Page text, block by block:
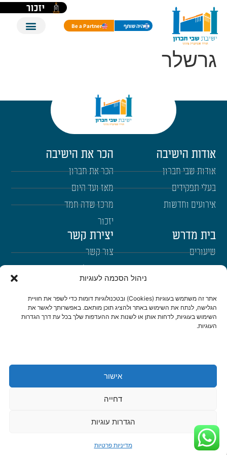
ניהול הסכמה לעוגיות
אתר זה משתמש בעוגיות (Cookies) ובטכנולוגיות דומות כדי לשפר את חוויית
הגלישה, לנתח את השימוש באתר ולהציג תוכן מותאם. באפשרותך לאשר את
השימוש בעוגיות, לדחות אותן או לשנות את ההעדפות שלך בכל עת דרך הגדרות
העוגיות.
אישור
דחייה
הגדרות עוגיות
מדיניות פרטיות
לתוכן יזכור
היה שותף Be a Partner
גרשלר
אודות הישיבה
אודות שבי חברון
בעלי תפקידים
אירועים וחדשות
הכר את הישיבה
הכר את חברון
מאז ועד היום
מרכז שדה חמד
יזכור
בית מדרש
שיעורים
יצירת קשר
צור קשר
דרכי הגעה
מדיניות פרטיות
© כל הזכויות שמורות לישיבת שבי חברון 2022 | נבנה ועוצב ב-❤ ע"י